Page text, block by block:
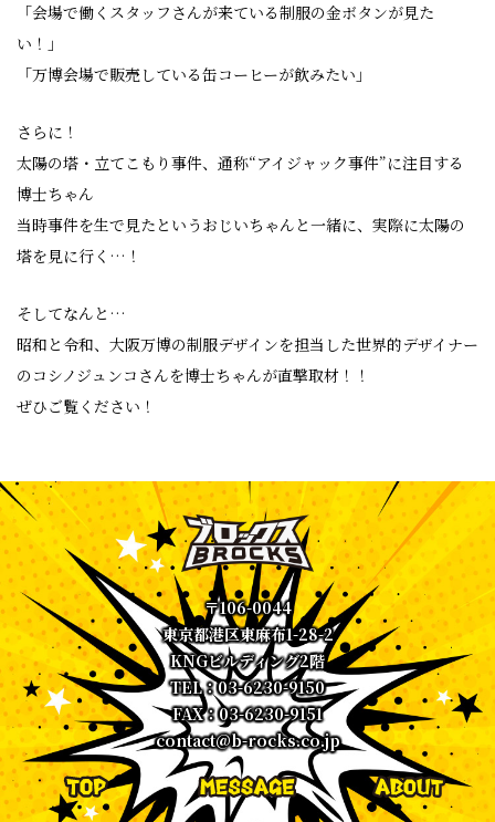
「会場で働くスタッフさんが来ている制服の金ボタンが見た
い！」
「万博会場で販売している缶コーヒーが飲みたい」
さらに！
太陽の塔・立てこもり事件、通称“アイジャック事件”に注目する
博士ちゃん
当時事件を生で見たというおじいちゃんと一緒に、実際に太陽の
塔を見に行く…！
そしてなんと…
昭和と令和、大阪万博の制服デザインを担当した世界的デザイナー
のコシノジュンコさんを博士ちゃんが直撃取材！！
ぜひご覧ください！
〒106-0044
東京都港区東麻布1-28-2
KNGビルディング2階
TEL：03-6230-9150
FAX：03-6230-9151
contact@b-rocks.co.jp